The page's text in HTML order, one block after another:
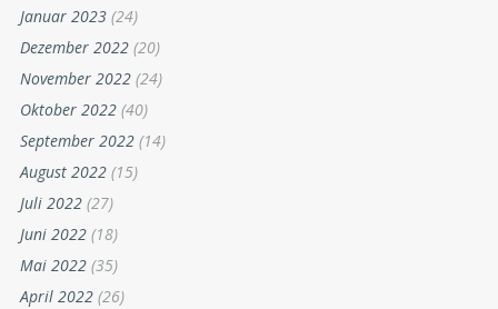
Januar 2023 (24)
Dezember 2022 (20)
November 2022 (24)
Oktober 2022 (40)
September 2022 (14)
August 2022 (15)
Juli 2022 (27)
Juni 2022 (18)
Mai 2022 (35)
April 2022 (26)